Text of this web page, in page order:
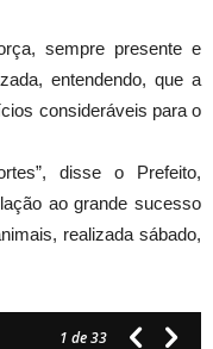
sempre presente e
entendendo, que a
consideráveis para o
disse o Prefeito,
ao grande sucesso
realizada sábado,
1 de 33